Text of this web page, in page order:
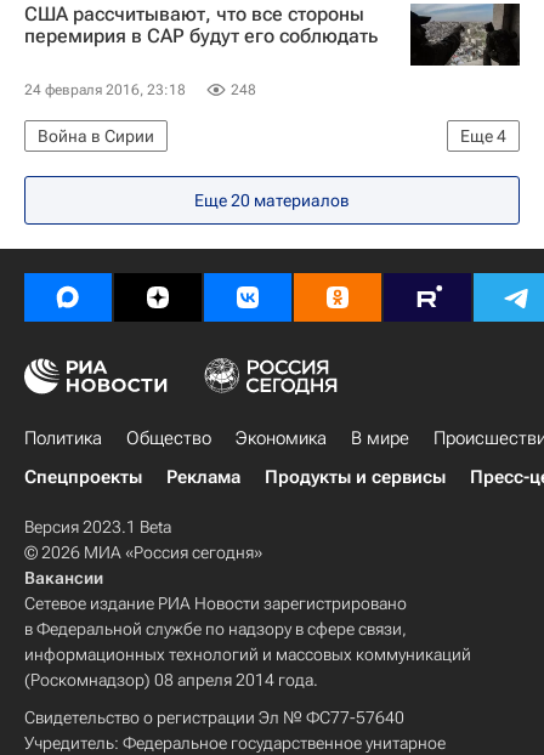
США рассчитывают, что все стороны
перемирия в САР будут его соблюдать
24 февраля 2016, 23:18 248
Еще4
Война в Сирии
Мирный процесс - Война в Сирии
Сирия
Государственный департамент США
Еще 20 материалов
Политика Общество Экономика В мире
Спецпроекты
Реклама Продукты и сервисы Пресс-
Версия 2023.1 Beta
© 2026 МИА «Россия сегодня»
Вакансии
Сетевое издание РИА Новости зарегистрировано
в Федеральной службе по надзору в сфере связи,
информационных технологий и массовых коммуникаций
(Роскомнадзор) 08 апреля 2014 года.
Свидетельство о регистрации Эл № ФС77-57640
Учредитель: Федеральное государственное унитарное